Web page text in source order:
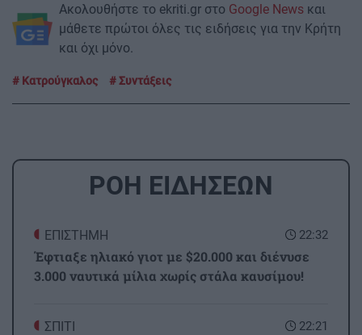
Ακολουθήστε το ekriti.gr στο Google News και
μάθετε πρώτοι όλες τις ειδήσεις για την Κρήτη
και όχι μόνο.
Κατρούγκαλος Συντάξεις
ΡΟΗ ΕΙΔΗΣΕΩΝ
22:32
ΕΠΙΣΤΗΜΗ
Έφτιαξε ηλιακό γιοτ με $20.000 και διένυσε
3.000 ναυτικά μίλια χωρίς στάλα καυσίμου!
22:21
ΣΠΙΤΙ